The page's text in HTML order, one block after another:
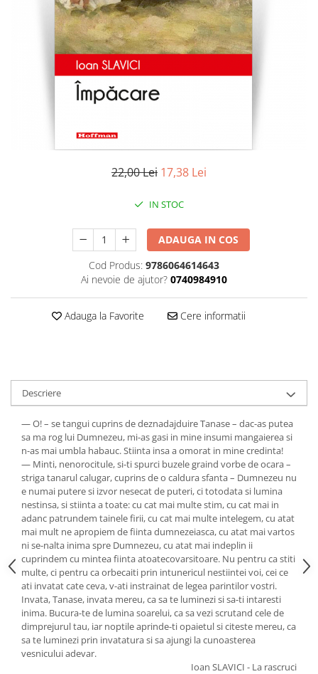
Literatura
Contemporana
Publicistica / Reportaje / Interviuri
Sociologie si filozofie
22,00 Lei 17,38 Lei
IN STOC
ADAUGA IN COS
Cod Produs: 9786064614643
Ai nevoie de ajutor? 0740984910
Adauga la Favorite Cere informatii
Descriere
— O! – se tangui cuprins de deznadajduire Tanase – dac-as putea
sa ma rog lui Dumnezeu, mi-as gasi in mine insumi mangaierea si
n-as mai umbla habauc. Stiinta insa a omorat in mine credinta!
— Minti, nenorocitule, si-ti spurci buzele graind vorbe de ocara –
striga tanarul calugar, cuprins de o caldura sfanta – Dumnezeu nu
e numai putere si izvor nesecat de puteri, ci totodata si lumina
nestinsa, si stiinta a toate: cu cat mai multe stim, cu cat mai in
adanc patrundem tainele firii, cu cat mai multe intelegem, cu atat
mai mult ne apropiem de fiinta dumnezeiasca, cu atat mai vartos
ni se-nalta inima spre Dumnezeu, cu atat mai indeplin ii
cuprindem cu mintea fiinta atoatecovarsitoare. Nu pentru ca stiti
multe, ci pentru ca orbecaiti prin intunericul nestiintei voi, cei ce
ati invatat cate ceva, v-ati instrainat de legea parintilor vostri.
Invata, Tanase, invata mereu, ca sa te luminezi si sa-ti intaresti
inima. Bucura-te de lumina soarelui, ca sa vezi scrutand cele de
dimprejurul tau, iar noptile aprinde-ti opaietul si citeste mereu, ca
sa te luminezi prin invatatura si sa ajungi la cunoasterea
vesnicului adevar.
Ioan SLAVICI - La rascruci